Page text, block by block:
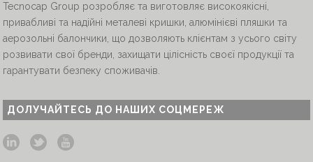
Tecnocap Group розробляє та виготовляє високоякісні,
привабливі та надійні металеві кришки, алюмінієві пляшки та
аерозольні балончики, що дозволяють клієнтам з усього світу
розвивати свої бренди, захищати цілісність своєї продукції та
гарантувати безпеку споживачів.
ДОЛУЧАЙТЕСЬ ДО НАШИХ СОЦМЕРЕЖ